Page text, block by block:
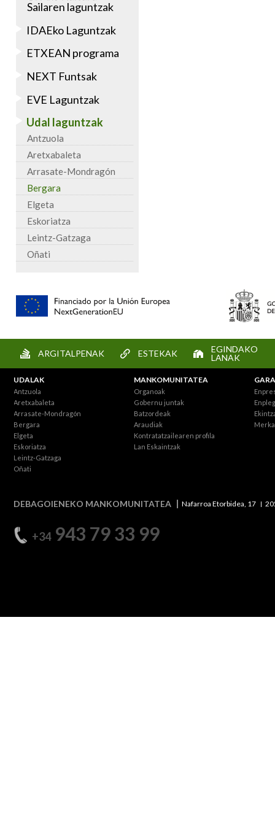
Sailaren laguntzak
IDAEko Laguntzak
ETXEAN programa
NEXT Funtsak
EVE Laguntzak
Udal laguntzak
Antzuola
Aretxabaleta
Arrasate-Mondragón
Bergara
Elgeta
Eskoriatza
Leintz-Gatzaga
Oñati
ARGITALPENAK ESTEKAK
EGINDAKO
LANAK
UDALAK
Antzuola
Aretxabaleta
Arrasate-Mondragón
Bergara
Elgeta
Eskoriatza
Leintz-Gatzaga
Oñati
MANKOMUNITATEA
Organoak
Gobernu juntak
Batzordeak
Araudiak
Kontratatzailearen profila
Lan Eskaintzak
DEBAGOIENEKO MANKOMUNITATEA Nafarroa Etorbidea, 17
+34943 79 33 99